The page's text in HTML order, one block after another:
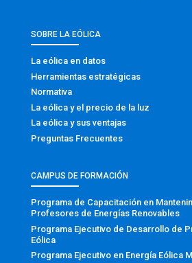
SOBRE LA EÓLICA
La eólica en datos
Herramientas estratégicas
Normativa
La eólica y el precio de la luz
La eólica y sus ventajas
Preguntas Frecuentes
CAMPUS DE FORMACIÓN
Programa de Capacitación en
Profesores de Energías Renovables
Programa Ejecutivo de Desarrollo de
Eólica
Programa Ejecutivo en Energía Eólica